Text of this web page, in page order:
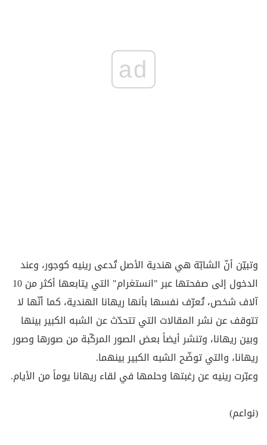
ad
وتبيّن أنّ الشابّة هي هندية الأصل تُدعى رينيه كوجور، وعند
الدخول إلى صفحتها عبر "انستغرام" التي يتابعها أكثر من 10
آلاف شخص، تُعرّف نفسها بأنها ريهانا الهندية، كما أنّها لا
تتوقف عن نشر المقالات التي تتحدّث عن الشبه الكبير بينها
وبين ريهانا، وتنشر أيضاً بعض الصور المركّبة من صورها وصور
ريهانا، والتي توضّح الشبه الكبير بينهما.
وعبّرت رينيه عن رغبتها وحلمها في لقاء ريهانا يوماً من الأيام.
(نواعم)